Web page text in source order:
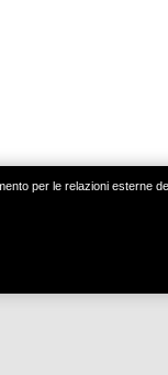
per le relazioni esterne